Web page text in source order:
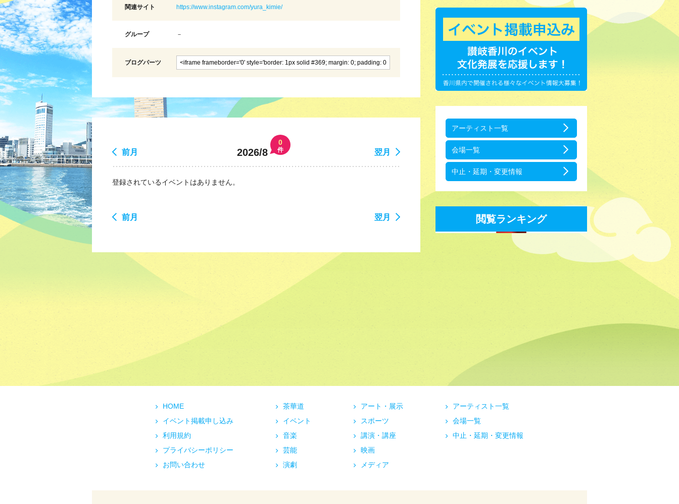
関連サイト https://www.instagram.com/yura_kimie/
グループ －
ブログパーツ
前月 2026/8
0
件 翌月
登録されているイベントはありません。
前月 翌月
アーティスト一覧
会場一覧
中止・延期・変更情報
閲覧ランキング
HOME
イベント掲載申し込み
利用規約
プライバシーポリシー
お問い合わせ
茶華道
イベント
音楽
芸能
演劇
アート・展示
スポーツ
講演・講座
映画
メディア
アーティスト一覧
会場一覧
中止・延期・変更情報